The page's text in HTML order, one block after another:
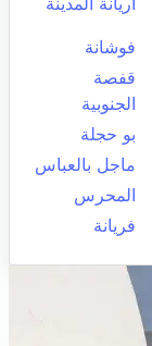
فوشانة
قفصة
الجنوبية
بو حجلة
ماجل بالعباس
المحرس
فريانة